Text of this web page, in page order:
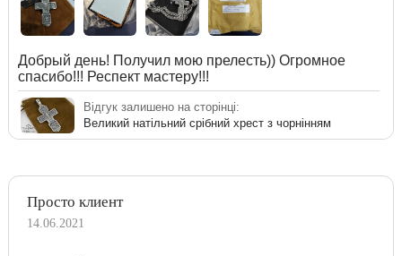
Добрый день! Получил мою прелесть)) Огромное
спасибо!!! Респект мастеру!!!
Відгук залишено на сторінці:
Великий натільний срібний хрест з чорнінням
Просто клиент
14.06.2021